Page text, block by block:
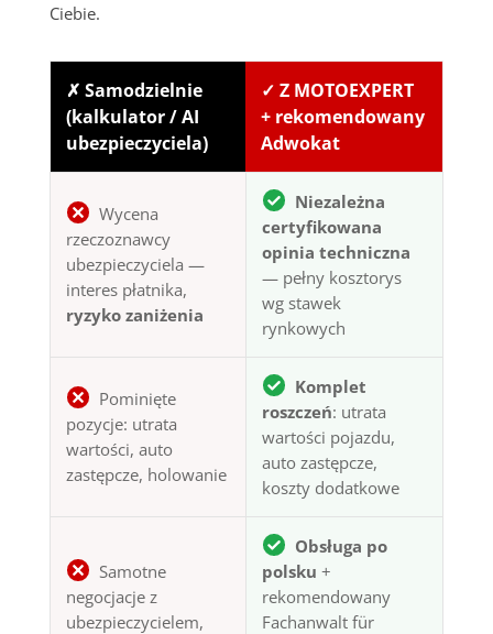
Ciebie.
✗ Samodzielnie
(kalkulator / AI
ubezpieczyciela)
✓ Z MOTOEXPERT
+ rekomendowany
Adwokat
Wycena
rzeczoznawcy
ubezpieczyciela —
interes płatnika,
ryzyko zaniżenia
Niezależna
certyfikowana
opinia techniczna
— pełny kosztorys
wg stawek
rynkowych
Pominięte
pozycje: utrata
wartości, auto
zastępcze, holowanie
Komplet
roszczeń: utrata
wartości pojazdu,
auto zastępcze,
koszty dodatkowe
Samotne
negocjacje z
ubezpieczycielem,
Obsługa po
polsku +
rekomendowany
Fachanwalt für